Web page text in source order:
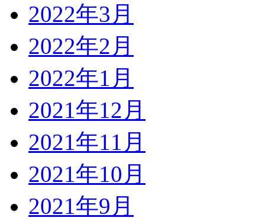
2022年3月
2022年2月
2022年1月
2021年12月
2021年11月
2021年10月
2021年9月